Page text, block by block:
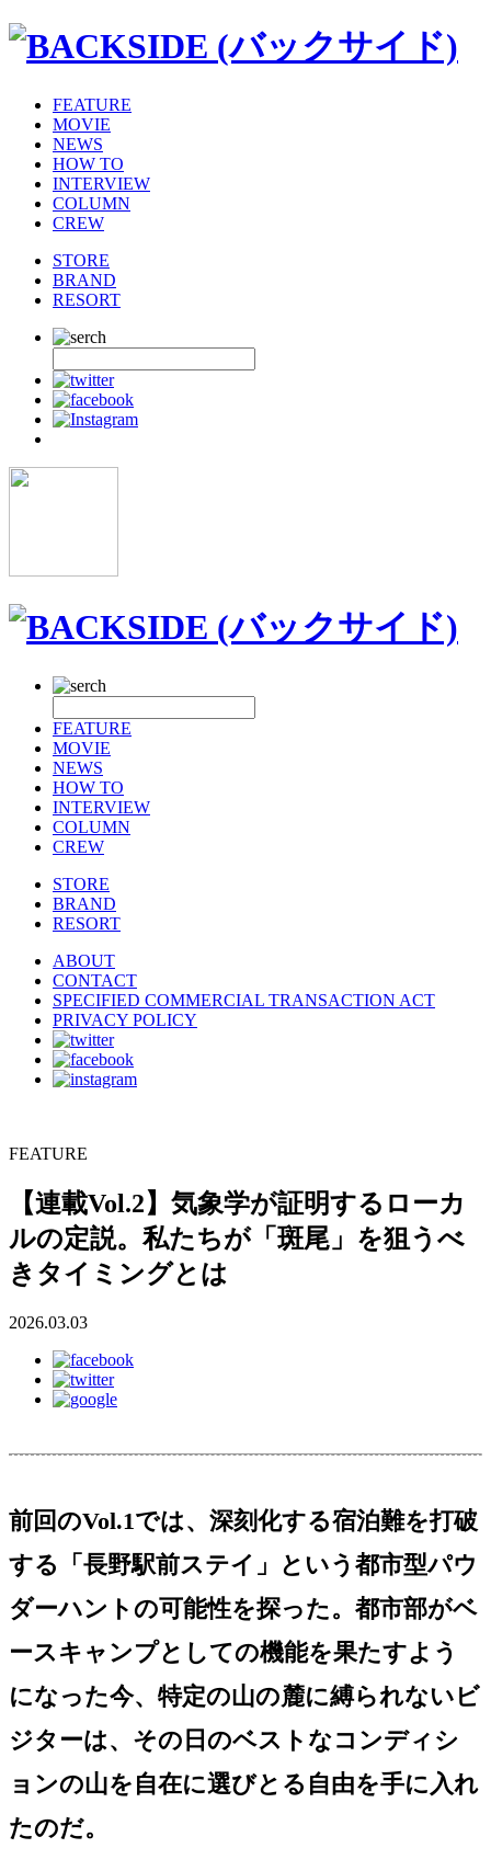
FEATURE
MOVIE
NEWS
HOW TO
INTERVIEW
COLUMN
CREW
STORE
BRAND
RESORT
FEATURE
MOVIE
NEWS
HOW TO
INTERVIEW
COLUMN
CREW
STORE
BRAND
RESORT
ABOUT
CONTACT
SPECIFIED COMMERCIAL TRANSACTION ACT
PRIVACY POLICY
FEATURE
【連載Vol.2】気象学が証明するローカ
ルの定説。私たちが「斑尾」を狙うべ
きタイミングとは
2026.03.03
前回のVol.1では、深刻化する宿泊難を打破
する「長野駅前ステイ」という都市型パウ
ダーハントの可能性を探った。都市部がベ
ースキャンプとしての機能を果たすよう
になった今、特定の山の麓に縛られないビ
ジターは、その日のベストなコンディシ
ョンの山を自在に選びとる自由を手に入れ
たのだ。